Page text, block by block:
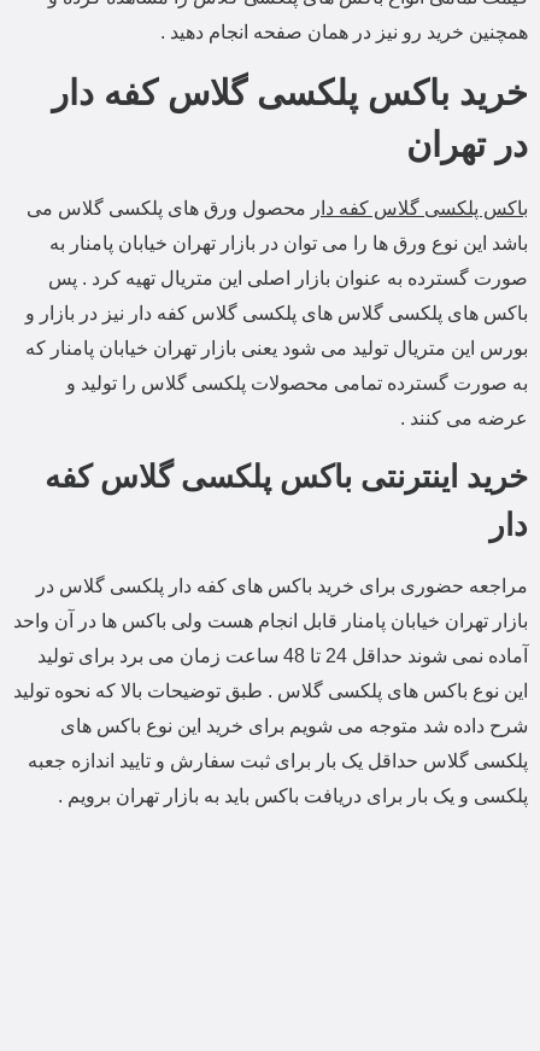
همچنین خرید رو نیز در همان صفحه انجام دهید .
خرید باکس پلکسی گلاس کفه دار
در تهران
باکس پلکسی گلاس کفه دار محصول ورق های پلکسی گلاس می
باشد این نوع ورق ها را می توان در بازار تهران خیابان پامنار به
صورت گسترده به عنوان بازار اصلی این متریال تهیه کرد . پس
باکس های پلکسی گلاس های پلکسی گلاس کفه دار نیز در بازار و
بورس این متریال تولید می شود یعنی بازار تهران خیابان پامنار که
به صورت گسترده تمامی محصولات پلکسی گلاس را تولید و
عرضه می کنند .
خرید اینترنتی باکس پلکسی گلاس کفه
دار
مراجعه حضوری برای خرید باکس های کفه دار پلکسی گلاس در
بازار تهران خیابان پامنار قابل انجام هست ولی باکس ها در آن واحد
آماده نمی شوند حداقل 24 تا 48 ساعت زمان می برد برای تولید
این نوع باکس های پلکسی گلاس . طبق توضیحات بالا که نحوه تولید
شرح داده شد متوجه می شویم برای خرید این نوع باکس های
پلکسی گلاس حداقل یک بار برای ثبت سفارش و تایید اندازه جعبه
پلکسی و یک بار برای دریافت باکس باید به بازار تهران برویم .